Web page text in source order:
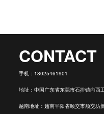
CONTACT
手机： 18025461901
地址：中国广东省东莞市石排镇向西
越南地址：越南平阳省顺交市顺交